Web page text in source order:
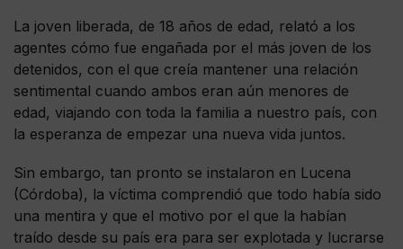
La joven liberada, de 18 años de edad, relató a los
agentes cómo fue engañada por el más joven de los
detenidos, con el que creía mantener una relación
sentimental cuando ambos eran aún menores de
edad, viajando con toda la familia a nuestro país, con
la esperanza de empezar una nueva vida juntos.
Sin embargo, tan pronto se instalaron en Lucena
(Córdoba), la víctima comprendió que todo había sido
una mentira y que el motivo por el que la habían
traído desde su país era para ser explotada y lucrarse